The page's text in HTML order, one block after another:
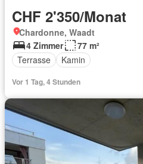
CHF 2'350/Monat
Chardonne, Waadt
4 Zimmer
77 m²
Terrasse
Kamin
Vor 1 Tag, 4 Stunden